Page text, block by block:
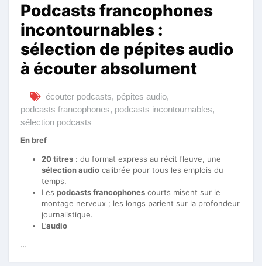
Podcasts francophones
incontournables :
sélection de pépites audio
à écouter absolument
écouter podcasts, pépites audio,
podcasts francophones, podcasts incontournables,
sélection podcasts
En bref
20 titres : du format express au récit fleuve, une
sélection audio calibrée pour tous les emplois du
temps.
Les podcasts francophones courts misent sur le
montage nerveux ; les longs parient sur la profondeur
journalistique.
L’audio
…